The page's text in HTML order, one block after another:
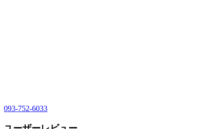
093-752-6033